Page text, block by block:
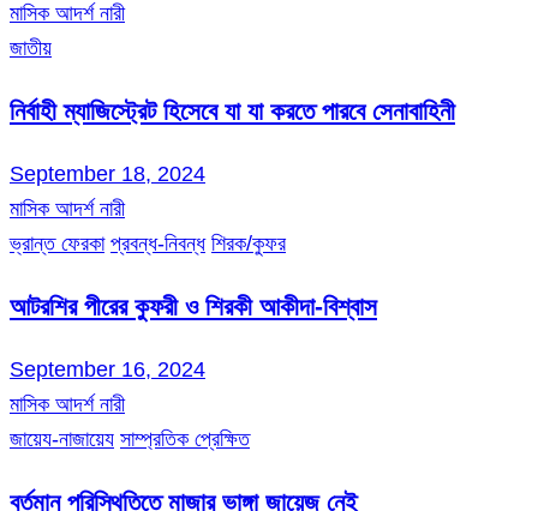
মাসিক আদর্শ নারী
জাতীয়
নির্বাহী ম্যাজিস্ট্রেট হিসেবে যা যা করতে পারবে সেনাবাহিনী
September 18, 2024
মাসিক আদর্শ নারী
ভ্রান্ত ফেরকা প্রবন্ধ-নিবন্ধ শিরক/কুফর
আটরশির পীরের কুফরী ও শিরকী আকীদা-বিশ্বাস
September 16, 2024
মাসিক আদর্শ নারী
জায়েয-নাজায়েয সাম্প্রতিক প্রেক্ষিত
বর্তমান পরিস্থিতিতে মাজার ভাঙ্গা জায়েজ নেই